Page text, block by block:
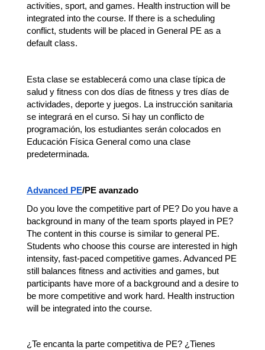
activities, sport, and games. Health instruction will be
integrated into the course. If there is a scheduling
conflict, students will be placed in General PE as a
default class.
Esta clase se establecerá como una clase típica de
salud y fitness con dos días de fitness y tres días de
actividades, deporte y juegos. La instrucción sanitaria
se integrará en el curso. Si hay un conflicto de
programación, los estudiantes serán colocados en
Educación Física General como una clase
predeterminada.
Advanced PE/PE avanzado
Do you love the competitive part of PE? Do you have a
background in many of the team sports played in PE?
The content in this course is similar to general PE.
Students who choose this course are interested in high
intensity, fast-paced competitive games. Advanced PE
still balances fitness and activities and games, but
participants have more of a background and a desire to
be more competitive and work hard. Health instruction
will be integrated into the course.
¿Te encanta la parte competitiva de PE? ¿Tienes